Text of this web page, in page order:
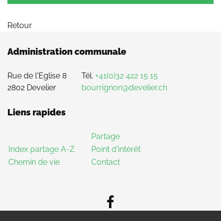
Retour
Administration communale
Rue de l'Eglise 8
2802 Develier
Tél. +41(0)32 422 15 15
bourrignon@develier.ch
Liens rapides
Index partage A-Z
Chemin de vie
Partage
Point d'intérêt
Contact